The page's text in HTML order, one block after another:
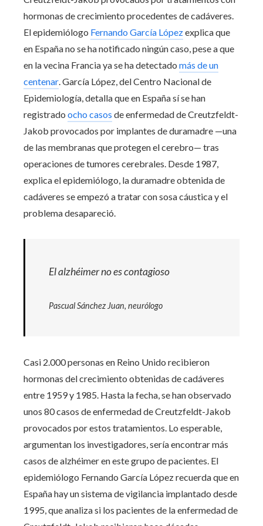
hormonas de crecimiento procedentes de cadáveres.
El epidemiólogo Fernando García Lópezexplica que
en España no se ha notificado ningún caso, pese a que
en la vecina Francia ya se ha detectado más de un
centenar . García López, del Centro Nacional de
Epidemiología, detalla que en España sí se han
registrado ocho casos de enfermedad de Creutzfeldt-
Jakob provocados por implantes de duramadre —una
de las membranas que protegen el cerebro— tras
operaciones de tumores cerebrales. Desde 1987,
explica el epidemiólogo, la duramadre obtenida de
cadáveres se empezó a tratar con sosa cáustica y el
problema desapareció.
El alzhéimer no es contagioso
Pascual Sánchez Juan, neurólogo
Casi 2.000 personas en Reino Unido recibieron
hormonas del crecimiento obtenidas de cadáveres
entre 1959 y 1985. Hasta la fecha, se han observado
unos 80 casos de enfermedad de Creutzfeldt-Jakob
provocados por estos tratamientos. Lo esperable,
argumentan los investigadores, sería encontrar más
casos de alzhéimer en este grupo de pacientes. El
epidemiólogo Fernando García López recuerda que en
España hay un sistema de vigilancia implantado desde
1995, que analiza si los pacientes de la enfermedad de